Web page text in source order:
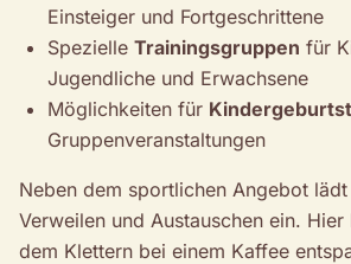
Einsteiger und Fortgeschrittene
Spezielle Trainingsgruppen für
Jugendliche und Erwachsene
Möglichkeiten für
Gruppenveranstaltungen
Neben dem sportlichen Angebot
Verweilen und Austauschen ein.
dem Klettern bei einem Kaffee